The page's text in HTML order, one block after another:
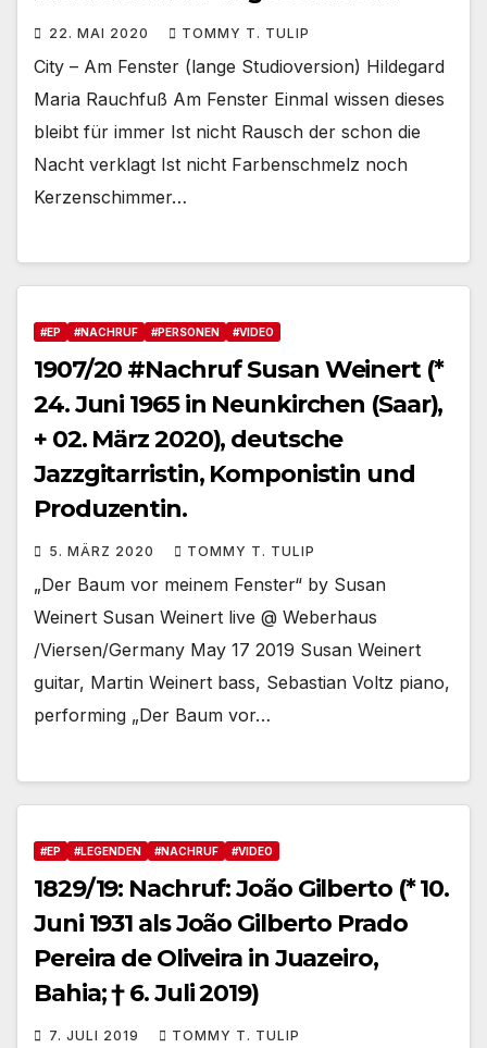
22. MAI 2020 TOMMY T. TULIP
City – Am Fenster (lange Studioversion) Hildegard
Maria Rauchfuß Am Fenster Einmal wissen dieses
bleibt für immer Ist nicht Rausch der schon die
Nacht verklagt Ist nicht Farbenschmelz noch
Kerzenschimmer…
#EP #NACHRUF #PERSONEN #VIDEO
1907/20 #Nachruf Susan Weinert (*
24. Juni 1965 in Neunkirchen (Saar),
+ 02. März 2020), deutsche
Jazzgitarristin, Komponistin und
Produzentin.
5. MÄRZ 2020 TOMMY T. TULIP
„Der Baum vor meinem Fenster“ by Susan
Weinert Susan Weinert live @ Weberhaus
/Viersen/Germany May 17 2019 Susan Weinert
guitar, Martin Weinert bass, Sebastian Voltz piano,
performing „Der Baum vor…
#EP #LEGENDEN #NACHRUF #VIDEO
1829/19: Nachruf: João Gilberto (* 10.
Juni 1931 als João Gilberto Prado
Pereira de Oliveira in Juazeiro,
Bahia; † 6. Juli 2019)
7. JULI 2019 TOMMY T. TULIP